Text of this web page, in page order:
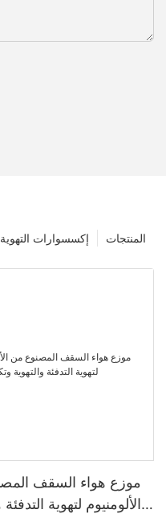
المنتجات إكسسوارات التهوية
موزع هواء السقف
الألومنيوم لتهوية التدفئة